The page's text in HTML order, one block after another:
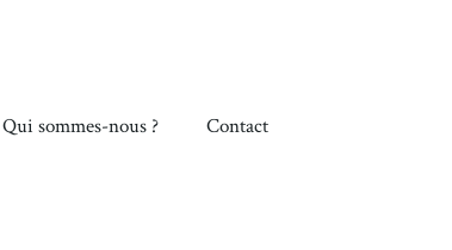
Qui sommes-nous ? Contact